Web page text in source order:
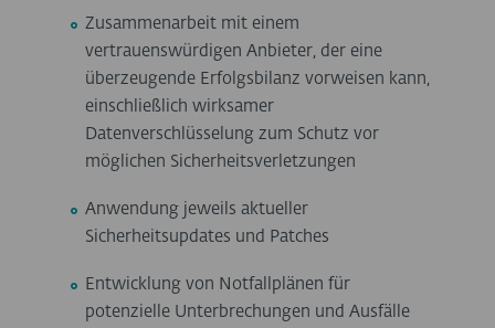
Zusammenarbeit mit einem
vertrauenswürdigen Anbieter, der eine
überzeugende Erfolgsbilanz vorweisen kann,
einschließlich wirksamer
Datenverschlüsselung zum Schutz vor
möglichen Sicherheitsverletzungen
Anwendung jeweils aktueller
Sicherheitsupdates und Patches
Entwicklung von Notfallplänen für
potenzielle Unterbrechungen und Ausfälle